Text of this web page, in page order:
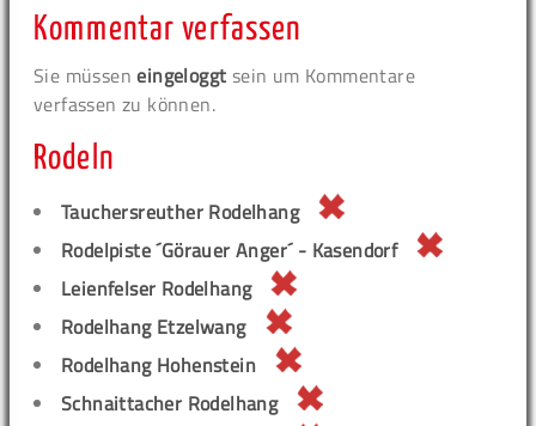
Kommentar verfassen
Sie müsseneingeloggt sein um Kommentare
verfassen zu können.
Rodeln
Tauchersreuther Rodelhang
Rodelpiste ´Görauer Anger´ - Kasendorf
Leienfelser Rodelhang
Rodelhang Etzelwang
Rodelhang Hohenstein
Schnaittacher Rodelhang